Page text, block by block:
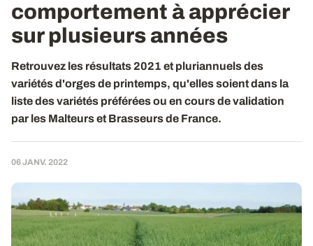
comportement à apprécier
sur plusieurs années
Retrouvez les résultats 2021 et pluriannuels des
variétés d'orges de printemps, qu'elles soient dans la
liste des variétés préférées ou en cours de validation
par les Malteurs et Brasseurs de France.
06 JANV. 2022